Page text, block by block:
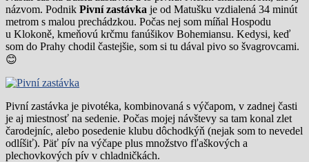
názvom. Podnik Pivní zastávka je od Matušku vzdialená 34 minút
metrom s malou prechádzkou. Počas nej som míňal Hospodu
u Klokoně, kmeňovú krčmu fanúšikov Bohemiansu. Kedysi, keď
som do Prahy chodil častejšie, som si tu dával pivo so švagrovcami.
😊
Pivní zastávka je pivotéka, kombinovaná s výčapom, v zadnej časti
je aj miestnosť na sedenie. Počas mojej návštevy sa tam konal zlet
čarodejníc, alebo posedenie klubu dôchodkýň (nejak som to nevedel
odlíšiť). Päť pív na výčape plus množstvo fľaškových a
plechovkových pív v chladničkách.